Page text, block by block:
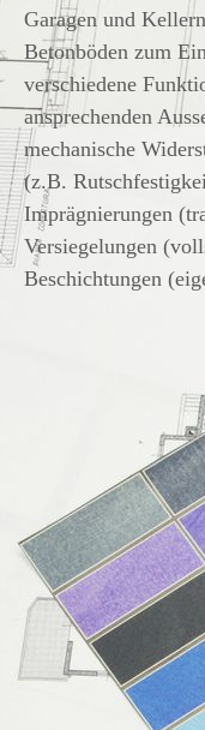
Garagen und
Betonböden zum
verschiedene
ansprechenden
mechanische
(z.B.
Imprägnierungen
Versiegelungen
Beschichtungen